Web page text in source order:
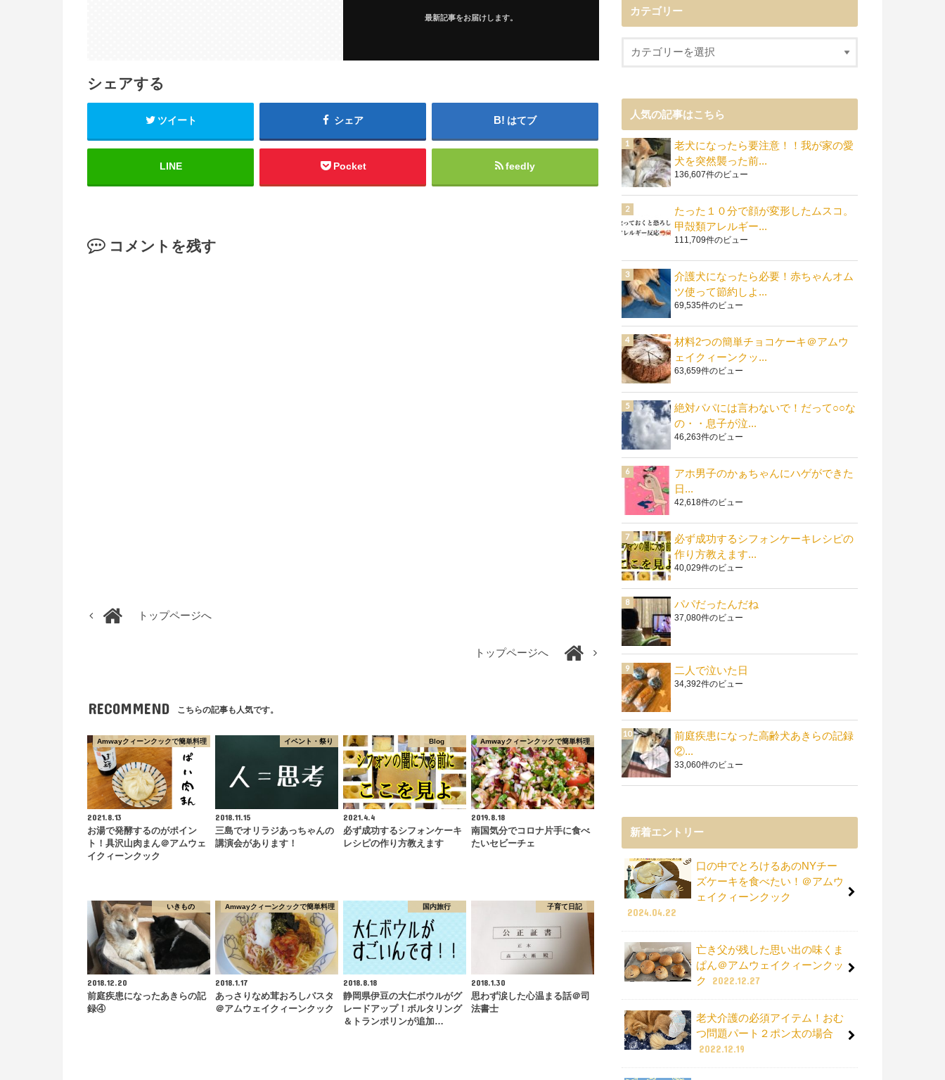
最新記事をお届けします。
シェアする
ツイート シェア はてブ
LINE Pocket feedly
コメントを残す
トップページへ
トップページへ
RECOMMEND こちらの記事も人気です。
Amwayクィーンクックで簡単料理
2021.8.13
お湯で発酵するのがポイン
ト！具沢山肉まん＠アムウェ
イクィーンクック
イベント・祭り
2018.11.15
三島でオリラジあっちゃんの
講演会があります！
Blog
2021.4.4
必ず成功するシフォンケーキ
レシピの作り方教えます
Amwayクィーンクックで簡単料理
2019.8.18
南国気分でコロナ片手に食べ
たいセビーチェ
いきもの
2018.12.20
前庭疾患になったあきらの記
録④
Amwayクィーンクックで簡単料理
2018.1.17
あっさりなめ茸おろしパスタ
＠アムウェイクィーンクック
国内旅行
2018.8.18
静岡県伊豆の大仁ボウルがグ
レードアップ！ボルタリング
＆トランポリンが追加…
子育て日記
2018.1.30
思わず涙した心温まる話＠司
法書士
カテゴリー
人気の記事はこちら
老犬になったら要注意！！我が家の愛
犬を突然襲った前...
136,607件のビュー
たった１０分で顔が変形したムスコ。
甲殻類アレルギー...
111,709件のビュー
介護犬になったら必要！赤ちゃんオム
ツ使って節約しよ...
69,535件のビュー
材料2つの簡単チョコケーキ＠アムウ
ェイクィーンクッ...
63,659件のビュー
絶対パパには言わないで！だって○○な
の・・息子が泣...
46,263件のビュー
アホ男子のかぁちゃんにハゲができた
日...
42,618件のビュー
必ず成功するシフォンケーキレシピの
作り方教えます...
40,029件のビュー
パパだったんだね
37,080件のビュー
二人で泣いた日
34,392件のビュー
前庭疾患になった高齢犬あきらの記録
②...
33,060件のビュー
新着エントリー
口の中でとろけるあのNYチー
ズケーキを食べたい！＠アムウ
ェイクィーンクック
2024.04.22
亡き父が残した思い出の味くま
ぱん＠アムウェイクィーンクッ
ク
2022.12.27
老犬介護の必須アイテム！おむ
つ問題パート２ポン太の場合
2022.12.19